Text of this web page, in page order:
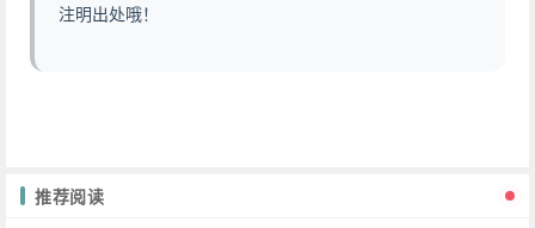
注明出处哦！
推荐阅读